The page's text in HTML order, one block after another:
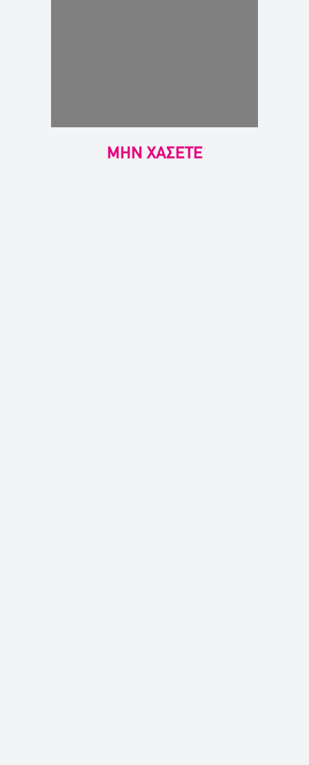
ΜΗΝ ΧΑΣΕΤΕ